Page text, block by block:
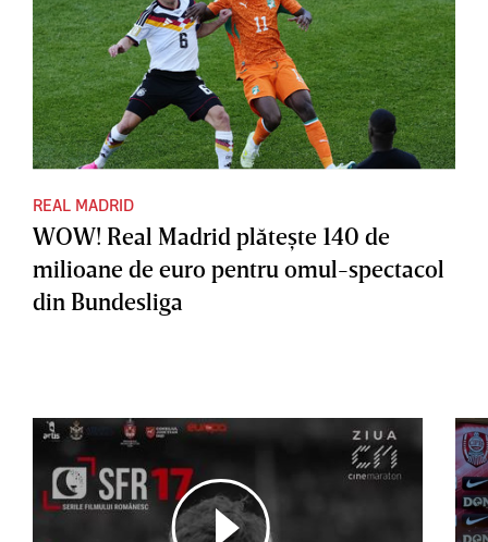
REAL MADRID
WOW! Real Madrid plăteşte 140 de
milioane de euro pentru omul-spectacol
din Bundesliga